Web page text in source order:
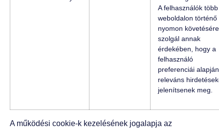
A felhasználók több
weboldalon történő
nyomon követésére
szolgál annak
érdekében, hogy a
felhasználó
preferenciái alapján
releváns
jelenítsenek meg.
A működési cookie-k kezelésének jogalapja az